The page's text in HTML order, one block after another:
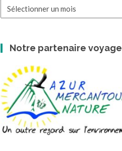
Notre partenaire voyage